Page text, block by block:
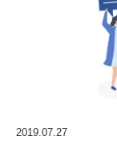
2019.07.27